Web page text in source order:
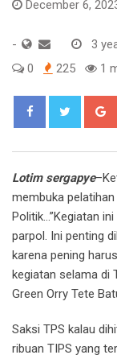
December 6,
-
3
0
225 1
Lotim sergapye
membuka
Politik…”Kegiatan
parpol. Ini penting
karena pening
kegiatan selama di
Green Orry Tete
Saksi TPS kalau
ribuan TIPS yang